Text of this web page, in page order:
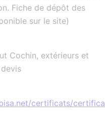
Fiche de dépôt des
sur le site)
Cochin, extérieurs et
certificats/